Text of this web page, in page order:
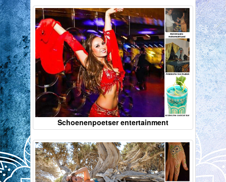
Schoenenpoetser entertainment